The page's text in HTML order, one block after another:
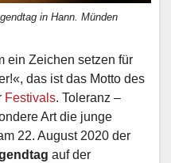
in Hann. Münden
ein Zeichen setzen für
das ist das Motto des
Festivals. Toleranz –
Art die junge
22. August 2020 der
auf der